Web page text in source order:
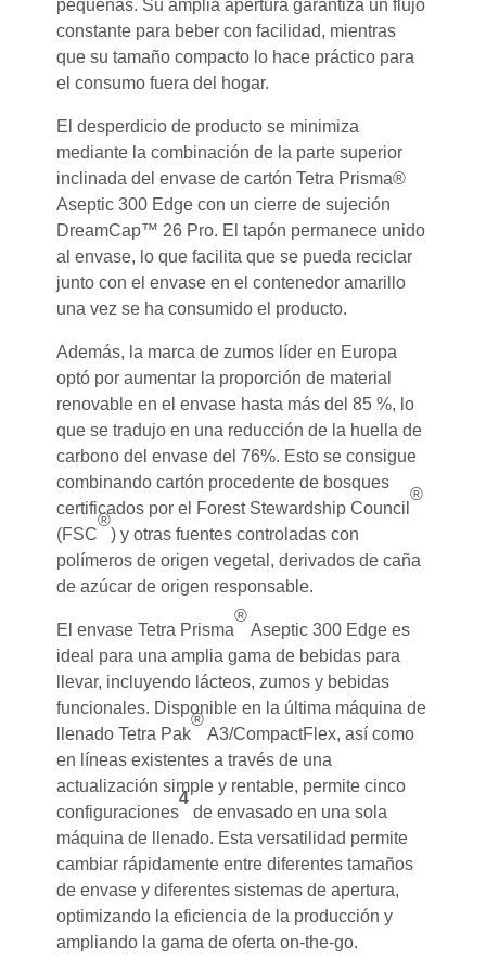
pequeñas. Su amplia apertura garantiza un flujo
constante para beber con facilidad, mientras
que su tamaño compacto lo hace práctico para
el consumo fuera del hogar.
El desperdicio de producto se minimiza
mediante la combinación de la parte superior
inclinada del envase de cartón Tetra Prisma®
Aseptic 300 Edge con un cierre de sujeción
DreamCap™ 26 Pro. El tapón permanece unido
al envase, lo que facilita que se pueda reciclar
junto con el envase en el contenedor amarillo
una vez se ha consumido el producto.
Además, la marca de zumos líder en Europa
optó por aumentar la proporción de material
renovable en el envase hasta más del 85 %, lo
que se tradujo en una reducción de la huella de
carbono del envase del 76%. Esto se consigue
combinando cartón procedente de bosques
certificados por el Forest Stewardship Council
®
(FSC
®
) y otras fuentes controladas con
polímeros de origen vegetal, derivados de caña
de azúcar de origen responsable.
El envase Tetra Prisma
®
Aseptic 300 Edge es
ideal para una amplia gama de bebidas para
llevar, incluyendo lácteos, zumos y bebidas
funcionales. Disponible en la última máquina de
llenado Tetra Pak
®
A3/CompactFlex, así como
en líneas existentes a través de una
actualización simple y rentable, permite cinco
configuraciones
4
de envasado en una sola
máquina de llenado. Esta versatilidad permite
cambiar rápidamente entre diferentes tamaños
de envase y diferentes sistemas de apertura,
optimizando la eficiencia de la producción y
ampliando la gama de oferta on-the-go.